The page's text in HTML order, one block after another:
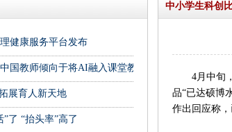
健康服务平台发布
国教师倾向于将AI融入课堂教学
展育人新天地
了 “抬头率”高了
中小学生科创
4月中旬，“
品“已达硕博
作出回应称，